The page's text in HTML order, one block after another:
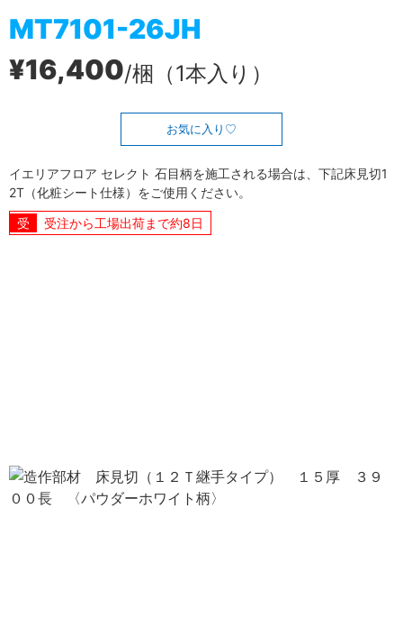
MT7101-26JH
¥16,400/梱（1本入り）
お気に入り
イエリアフロア セレクト 石目柄を施工される場合は、下記床見切1
2T（化粧シート仕様）をご使用ください。
受注から工場出荷まで約8日